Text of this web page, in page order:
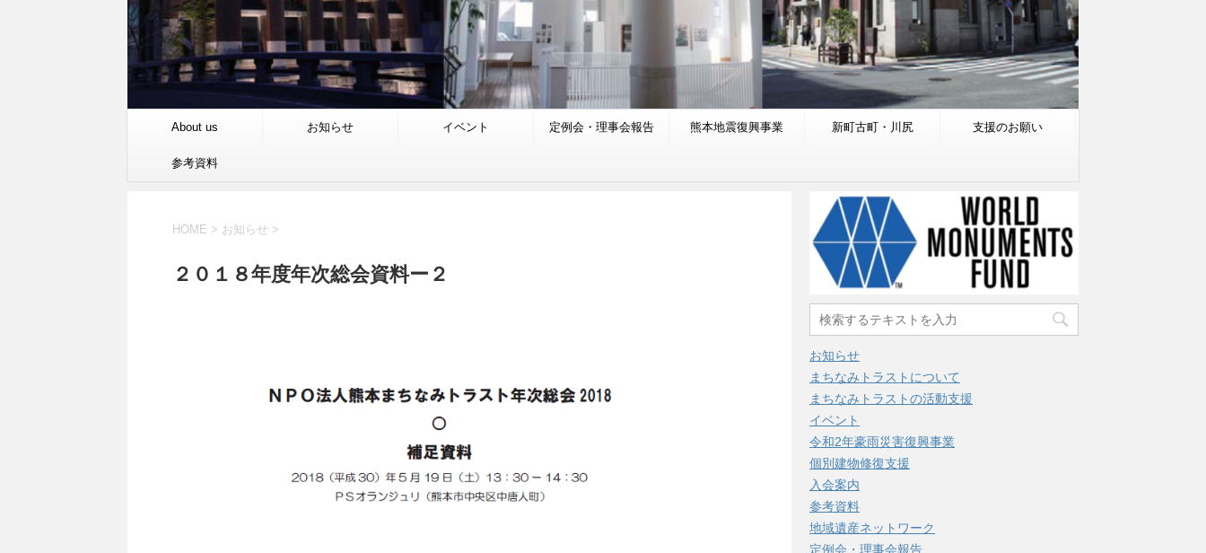
About us お知らせ イベント 定例会・理事会報告 熊本地震復興事業 新町古町・川尻 支援のお願い
参考資料
HOME > お知らせ >
２０１８年度年次総会資料ー２
お知らせ
まちなみトラストについて
まちなみトラストの活動支援
イベント
令和2年豪雨災害復興事業
個別建物修復支援
入会案内
参考資料
地域遺産ネットワーク
定例会・理事会報告